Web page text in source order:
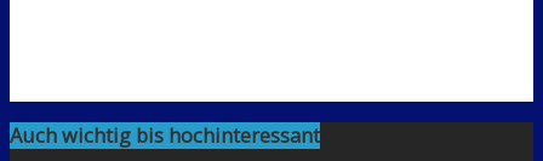
Auch wichtig bis hochinteressant